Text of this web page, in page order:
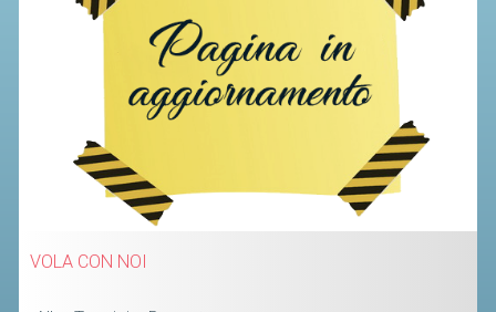
VOLA CON NOI
CONTATTI
AVVISI E BANDI
CIRCOLARI
RESPONSABILITÀ SOCIALE
SAFEGUARDING